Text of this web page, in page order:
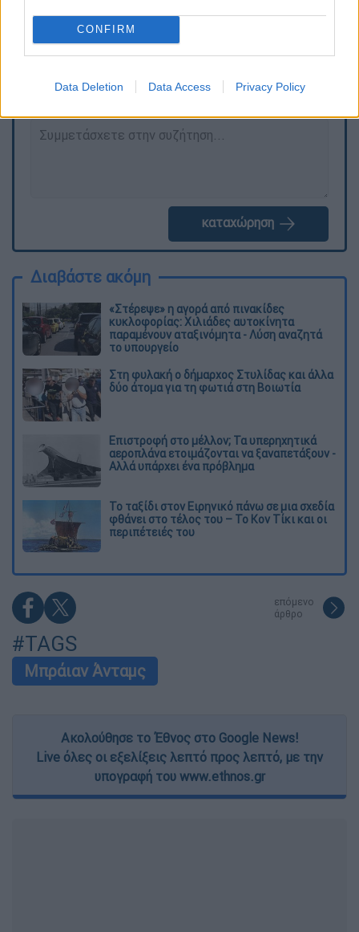
CONFIRM
Data Deletion Data Access Privacy Policy
Τα σχολιά σας δημοσιεύονται άμεσα με δική σας ευθύνη. Το
ΕΘΝΟΣ θα παρεμβαίνει και τα προσβλητικά σχόλια θα
διαγράφονται
καταχώρηση
Διαβάστε ακόμη
«Στέρεψε» η αγορά από πινακίδες
κυκλοφορίας: Χιλιάδες αυτοκίνητα
παραμένουν αταξινόμητα - Λύση αναζητά
το υπουργείο
Στη φυλακή ο δήμαρχος Στυλίδας και άλλα
δύο άτομα για τη φωτιά στη Βοιωτία
Επιστροφή στο μέλλον; Τα υπερηχητικά
αεροπλάνα ετοιμάζονται να ξαναπετάξουν -
Αλλά υπάρχει ένα πρόβλημα
Το ταξίδι στον Ειρηνικό πάνω σε μια σχεδία
φθάνει στο τέλος του – Το Κον Τίκι και οι
περιπέτειές του
επόμενο
άρθρο
#TAGS
Μπράιαν Άνταμς
Ακολούθησε το Έθνος στο Google News!
Live όλες οι εξελίξεις λεπτό προς λεπτό, με την
υπογραφή του www.ethnos.gr